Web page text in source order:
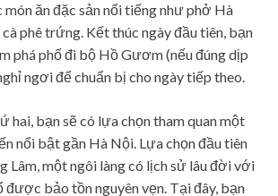
ăn đặc sản nổi tiếng như phở Hà
phê trứng. Kết thúc ngày đầu tiên, bạn
phá phố đi bộ Hồ Gươm (nếu đúng dịp
ngơi để chuẩn bị cho ngày tiếp theo.
hai, bạn sẽ có lựa chọn tham quan một
nổi bật gần Hà Nội. Lựa chọn đầu tiên
Lâm, một ngôi làng có lịch sử lâu đời với
được bảo tồn nguyên vẹn. Tại đây, bạn